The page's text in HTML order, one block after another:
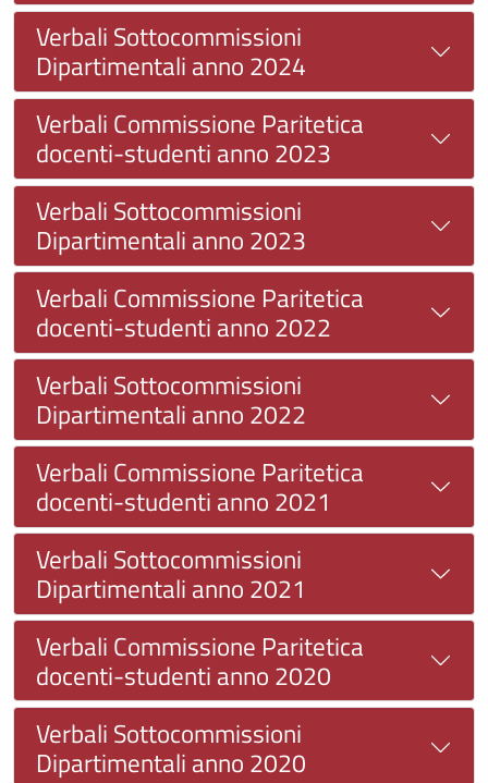
Verbali Sottocommissioni
Dipartimentali anno 2024
Verbali Commissione Paritetica
docenti-studenti anno 2023
Verbali Sottocommissioni
Dipartimentali anno 2023
Verbali Commissione Paritetica
docenti-studenti anno 2022
Verbali Sottocommissioni
Dipartimentali anno 2022
Verbali Commissione Paritetica
docenti-studenti anno 2021
Verbali Sottocommissioni
Dipartimentali anno 2021
Verbali Commissione Paritetica
docenti-studenti anno 2020
Verbali Sottocommissioni
Dipartimentali anno 2020